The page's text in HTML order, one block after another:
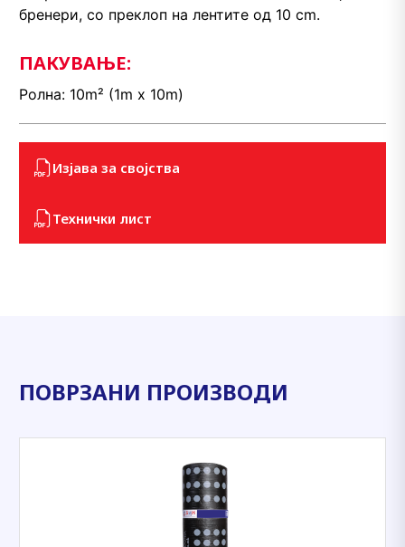
бренери, со преклоп на лентите од 10 cm.
ПАКУВАЊЕ:
Ролна: 10m² (1m x 10m)
Изјава за својства
Технички лист
ПОВРЗАНИ ПРОИЗВОДИ